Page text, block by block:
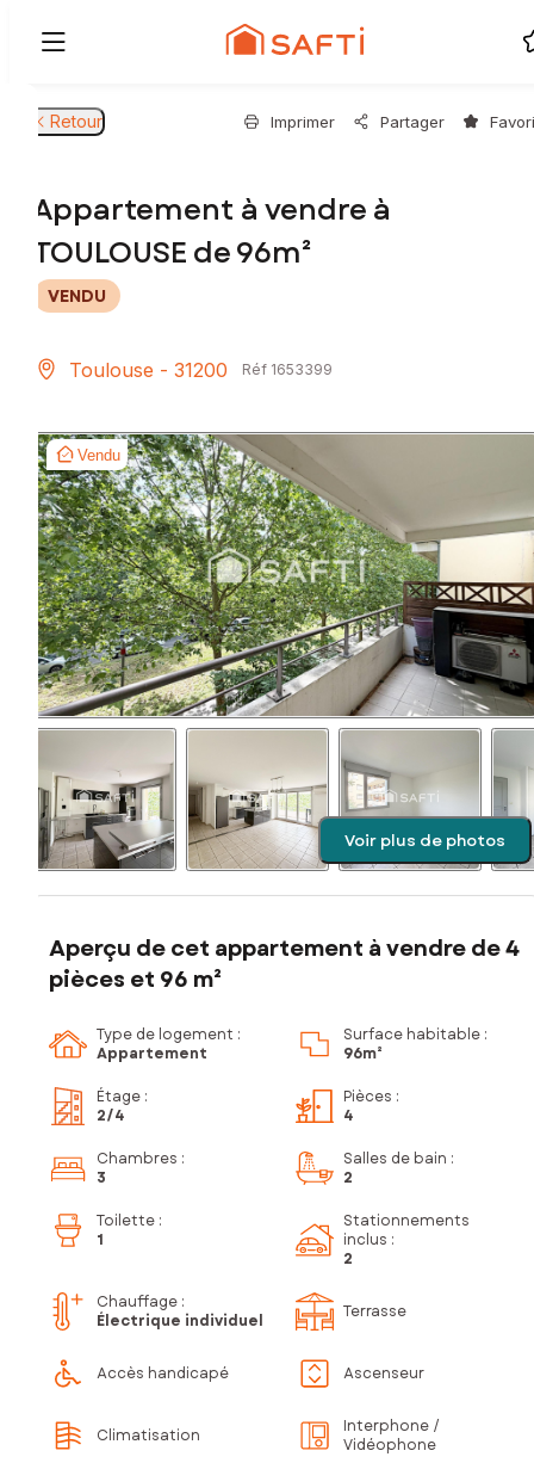
Retour Imprimer Partager
Appartement à vendre à
TOULOUSE de 96m²
VENDU
Toulouse - 31200 Réf 1653399
Vendu
Voir plus de photos
Aperçu de cet appartement à vendre de 4
pièces et 96 m²
Type de logement :
Appartement
Surface habitable :
96m²
Étage :
2/4
Pièces :
4
Chambres :
3
Salles de bain :
2
Toilette :
1
Stationnements
inclus :
2
Chauffage :
Électrique individuel
Terrasse
Accès handicapé Ascenseur
Climatisation
Interphone /
Vidéophone